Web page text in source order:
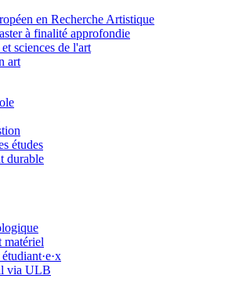
en Recherche Artistique
à finalité approfondie
sciences de l'art
art
études
durable
matériel
via ULB